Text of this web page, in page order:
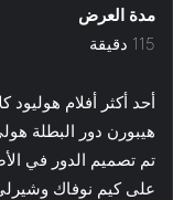
مدة العرض
115 دقيقة
أحد أكثر أفلام هوليود
هيبورن دور البطلة
تم تصميم الدور في
على كيم نوفاك